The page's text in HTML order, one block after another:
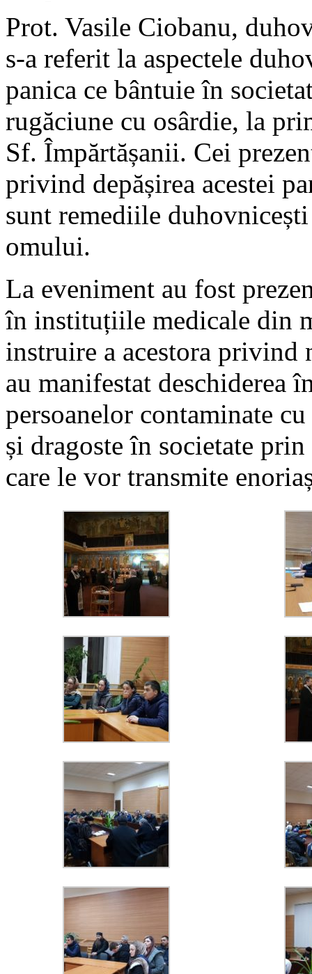
Prot. Vasile Ciobanu,
s-a referit la aspectele
panica ce bântuie în
rugăciune cu osârdie, la
Sf. Împărtășanii. Cei
privind depășirea acestei
sunt remediile
omului.
La eveniment au fost
în instituțiile medicale din
instruire a acestora
au manifestat deschiderea
persoanelor contaminate
și dragoste în societate
care le vor transmite